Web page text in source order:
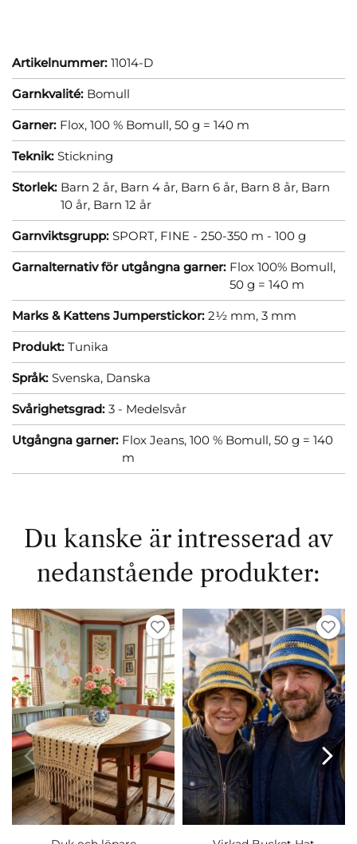
Artikelnummer: 11014-D
Garnkvalité: Bomull
Garner: Flox, 100 % Bomull, 50 g = 140 m
Teknik: Stickning
Storlek: Barn 2 år, Barn 4 år, Barn 6 år, Barn 8 år, Barn
10 år, Barn 12 år
Garnviktsgrupp: SPORT, FINE - 250-350 m - 100 g
Garnalternativ för utgångna garner: Flox 100% Bomull,
50 g = 140 m
Marks & Kattens Jumperstickor: 2½ mm, 3 mm
Produkt: Tunika
Språk: Svenska, Danska
Svårighetsgrad: 3 - Medelsvår
Utgångna garner: Flox Jeans, 100 % Bomull, 50 g = 140
m
Du kanske är intresserad av
nedanstående produkter: